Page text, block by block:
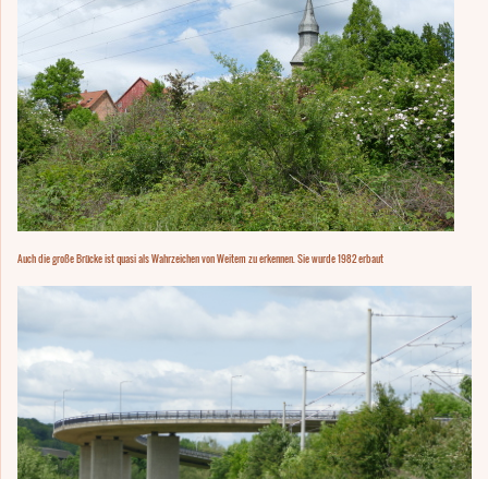
Auch die große Brücke ist quasi als Wahrzeichen von Weitem zu erkennen. Sie wurde 1982 erbaut